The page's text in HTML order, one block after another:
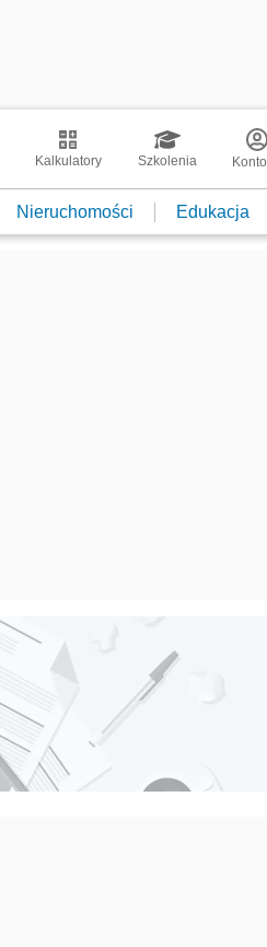
Kalkulatory Szkolenia Konto
Nieruchomości Edukacja